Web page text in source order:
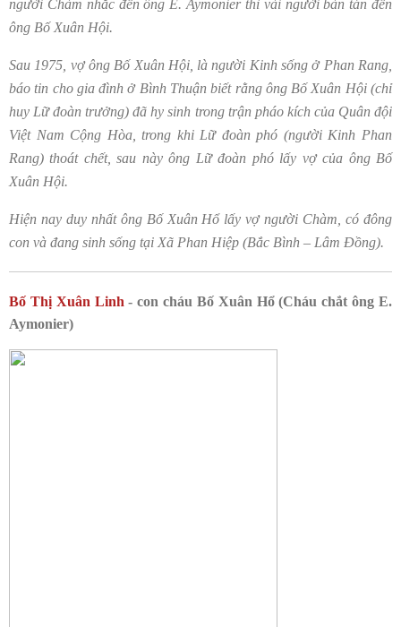
người Chàm nhắc đến ông E. Aymonier thì vài người bàn tán đến
ông Bố Xuân Hội.
Sau 1975, vợ ông Bố Xuân Hội, là người Kinh sống ở Phan Rang,
báo tin cho gia đình ở Bình Thuận biết rằng ông Bố Xuân Hội (chỉ
huy Lữ đoàn trưởng) đã hy sinh trong trận pháo kích của Quân đội
Việt Nam Cộng Hòa, trong khi Lữ đoàn phó (người Kinh Phan
Rang) thoát chết, sau này ông Lữ đoàn phó lấy vợ của ông Bố
Xuân Hội.
Hiện nay duy nhất ông Bố Xuân Hổ lấy vợ người Chàm, có đông
con và đang sinh sống tại Xã Phan Hiệp (Bắc Bình – Lâm Đồng).
Bố Thị Xuân Linh - con cháu Bố Xuân Hổ (Cháu chắt ông E.
Aymonier)